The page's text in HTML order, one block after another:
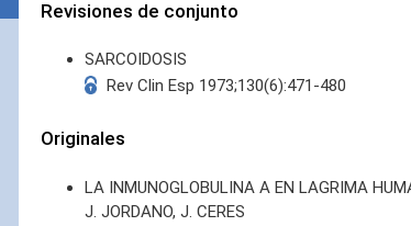
Revisiones de conjunto
SARCOIDOSIS
Rev Clin Esp 1973;130(6):471-480
Originales
LA INMUNOGLOBULINA A EN LAGRIMA
J. JORDANO, J. CERES